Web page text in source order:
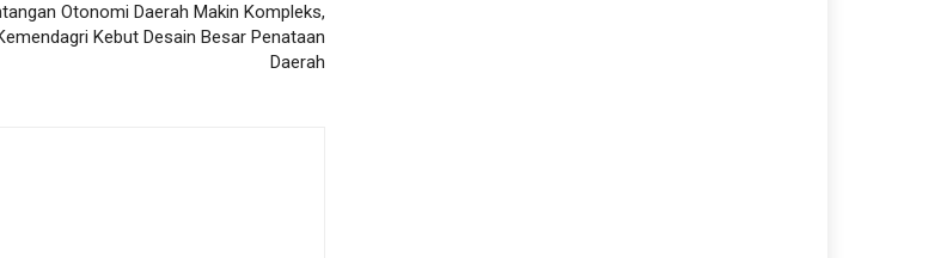
Otonomi Daerah Makin Kompleks,
Kebut Desain Besar Penataan
Daerah